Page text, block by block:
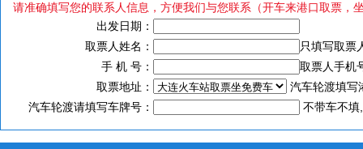
请准确填写您的联系人信息，方便我们与您联系（开车来港口取票，
出发日期：
取票人姓名：
只填写取票
手 机 号：
取票人手机
取票地址：
汽车轮渡填写
汽车轮渡请填写车牌号：
不带车不